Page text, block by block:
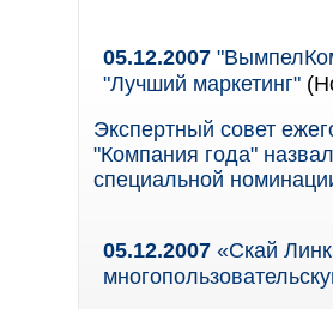
05.12.2007
"Лучший маркетинг"
Экспертный совет
"Компания года"
специальной
05.12.2007 «Скай